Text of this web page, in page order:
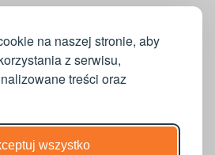
na naszej stronie, aby
z serwisu,
treści oraz
wszystko